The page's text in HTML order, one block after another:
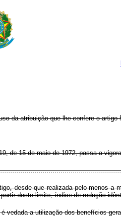
da atribuição que lhe confere o
de 15 de maio de 1972, passa a
desde que realizada pelo menos
deste limite, índice de redução
vedada a utilização dos benefícios